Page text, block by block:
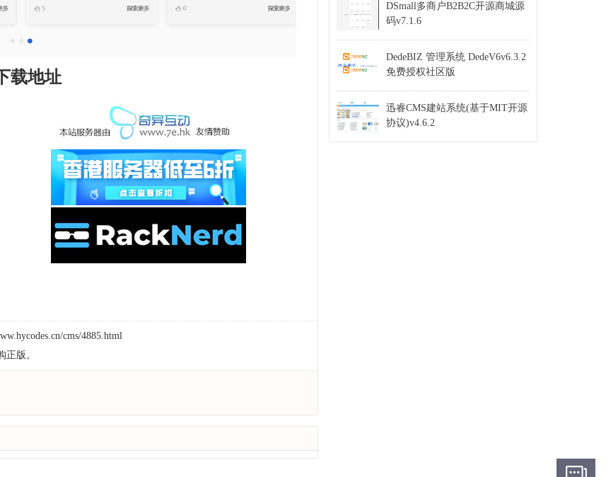
载地址
cms/4885.html
版。
DSmall多商户B2B2C开源商城源
码v7.1.6
DedeBIZ 管理系统 DedeV6v6.3.2
免费授权社区版
迅睿CMS建站系统(基于MIT开源
协议)v4.6.2